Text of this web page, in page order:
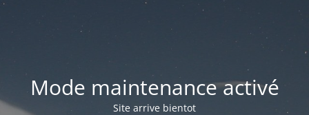
Mode maintenance activé
Site arrive bientot